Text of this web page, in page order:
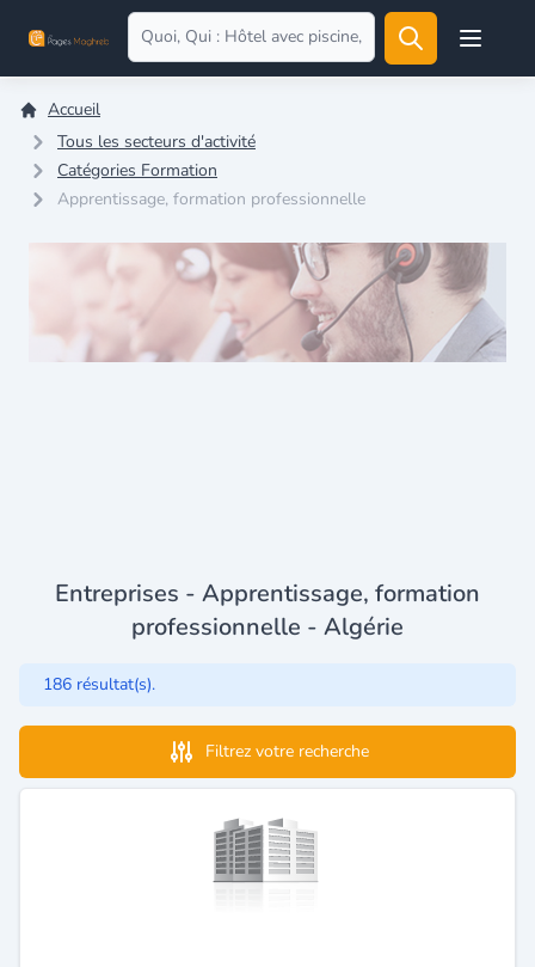
Open
Accueil
Tous les secteurs d'activité
Catégories Formation
Apprentissage, formation professionnelle
Entreprises - Apprentissage, formation
professionnelle - Algérie
186 résultat(s).
Filtrez votre recherche